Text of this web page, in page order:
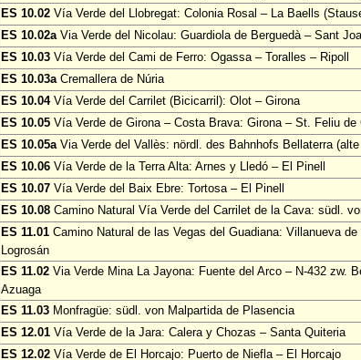
ES 10.02 Vía Verde del Llobregat: Colonia Rosal – La Baells
ES 10.02aVia Verde del Nicolau: Guardiola de Berguedà – Sant
ES 10.03 Vía Verde del Cami de Ferro: Ogassa – Toralles – Ripoll
ES 10.03aCremallera de Núria
ES 10.04Vía Verde del Carrilet (Bicicarril): Olot – Girona
ES 10.05 Vía Verde de Girona – Costa Brava: Girona – St. Feliu de
ES 10.05aVia Verde del Vallès: nördl. des Bahnhofs Bellaterra
ES 10.06 Vía Verde de la Terra Alta: Arnes y Lledó – El Pinell
ES 10.07 Vía Verde del Baix Ebre: Tortosa – El Pinell
ES 10.08 Camino Natural Vía Verde del Carrilet de la Cava: südl.
ES 11.01 Camino Natural de las Vegas del Guadiana: Villanueva de
Logrosán
ES 11.02 Via Verde Mina La Jayona: Fuente del Arco – N-432 zw.
Azuaga
ES 11.03 Monfragüe: südl. von Malpartida de Plasencia
ES 12.01 Vía Verde de la Jara: Calera y Chozas – Santa Quiteria
ES 12.02 Vía Verde de El Horcajo: Puerto de Niefla – El Horcajo